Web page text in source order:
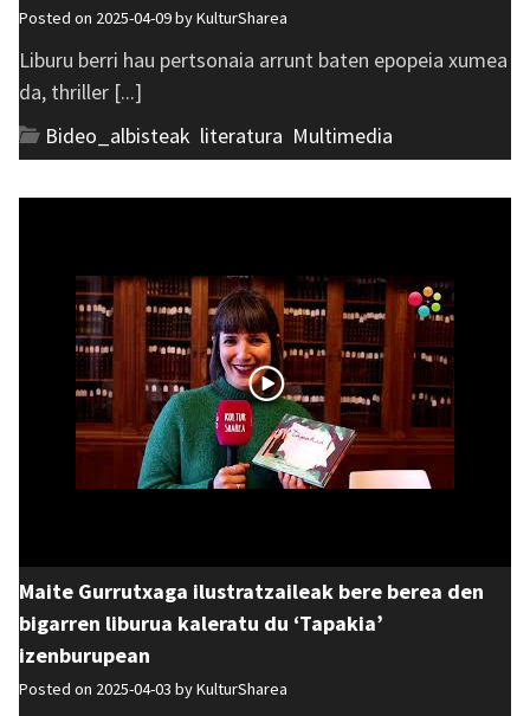
Posted on 2025-04-09 byKulturSharea
Liburu berri hau pertsonaia arrunt baten epopeia xumea
da, thriller [...]
Bideo_albisteak literatura Multimedia
Maite Gurrutxaga ilustratzaileak bere berea den
bigarren liburua kaleratu du ‘Tapakia’
izenburupean
Posted on 2025-04-03 byKulturSharea